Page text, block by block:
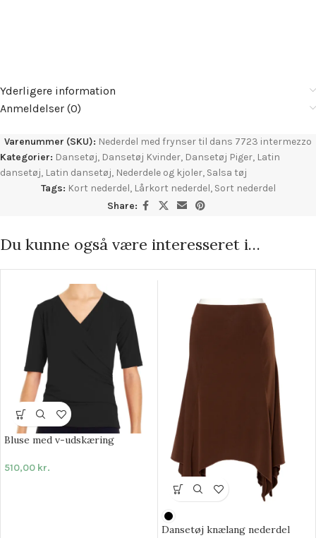
Yderligere information
Anmeldelser (0)
Varenummer (SKU): Nederdel med frynser til dans 7723 intermezzo
Kategorier: Dansetøj, Dansetøj Kvinder, Dansetøj Piger, Latin
dansetøj, Latin dansetøj, Nederdele og kjoler, Salsa tøj
Tags: Kort nederdel, Lårkort nederdel, Sort nederdel
Share:
Du kunne også være interesseret i…
Bluse med v-udskæring
510,00 kr.
Dansetøj knælang nederdel